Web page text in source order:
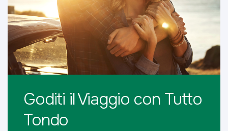
Goditi il Viaggio con Tutto
Tondo